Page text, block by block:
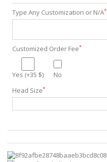
Type Any Customization or N/A*
Customized Order Fee*
Yes (+35 $)
No
Head Size*